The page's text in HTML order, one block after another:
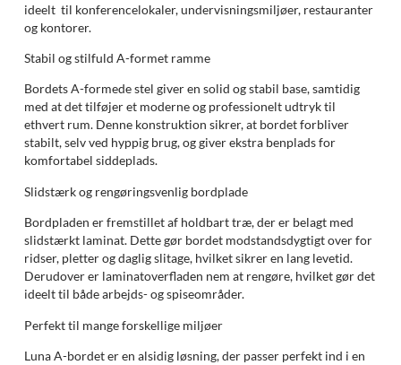
ideelt til konferencelokaler, undervisningsmiljøer, restauranter
og kontorer.
Stabil og stilfuld A-formet ramme
Bordets A-formede stel giver en solid og stabil base, samtidig
med at det tilføjer et moderne og professionelt udtryk til
ethvert rum. Denne konstruktion sikrer, at bordet forbliver
stabilt, selv ved hyppig brug, og giver ekstra benplads for
komfortabel siddeplads.
Slidstærk og rengøringsvenlig bordplade
Bordpladen er fremstillet af holdbart træ, der er belagt med
slidstærkt laminat. Dette gør bordet modstandsdygtigt over for
ridser, pletter og daglig slitage, hvilket sikrer en lang levetid.
Derudover er laminatoverfladen nem at rengøre, hvilket gør det
ideelt til både arbejds- og spiseområder.
Perfekt til mange forskellige miljøer
Luna A-bordet er en alsidig løsning, der passer perfekt ind i en